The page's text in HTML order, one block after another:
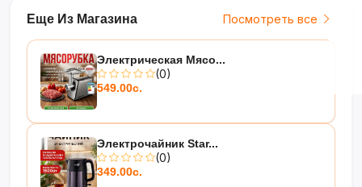
Еще Из Магазина Посмотреть все
Электрическая Мясо...
(0)
549.00с.
Электрочайник Star...
(0)
349.00с.